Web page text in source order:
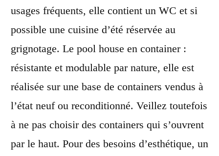
usages fréquents, elle contient un WC et si
possible une cuisine d’été réservée au
grignotage. Le pool house en container :
résistante et modulable par nature, elle est
réalisée sur une base de containers vendus à
l’état neuf ou reconditionné. Veillez toutefois
à ne pas choisir des containers qui s’ouvrent
par le haut. Pour des besoins d’esthétique, un